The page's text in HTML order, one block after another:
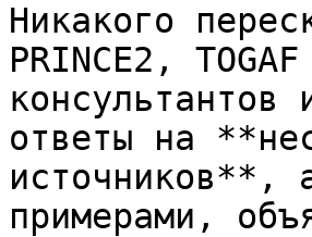
Никакого
PRINCE2,
ответы на
источников**,
примерами,